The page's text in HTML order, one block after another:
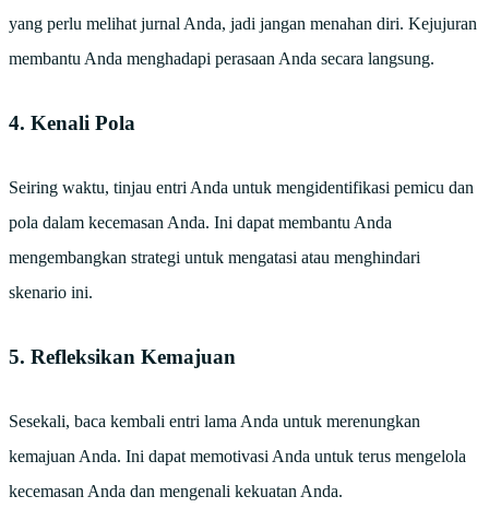
yang perlu melihat jurnal Anda, jadi jangan menahan diri. Kejujuran
membantu Anda menghadapi perasaan Anda secara langsung.
4. Kenali Pola
Seiring waktu, tinjau entri Anda untuk mengidentifikasi pemicu dan
pola dalam kecemasan Anda. Ini dapat membantu Anda
mengembangkan strategi untuk mengatasi atau menghindari
skenario ini.
5. Refleksikan Kemajuan
Sesekali, baca kembali entri lama Anda untuk merenungkan
kemajuan Anda. Ini dapat memotivasi Anda untuk terus mengelola
kecemasan Anda dan mengenali kekuatan Anda.